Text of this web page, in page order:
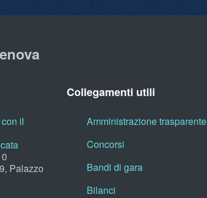
il
Palazzo
Collegamenti utili
Amministrazione trasparente
Concorsi
Bandi di gara
Bilanci